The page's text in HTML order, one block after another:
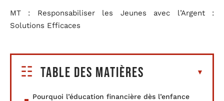
MT : Responsabiliser les Jeunes avec l’Argent :
Solutions Efficaces
Table des matières
Pourquoi l’éducation financière dès l’enfance